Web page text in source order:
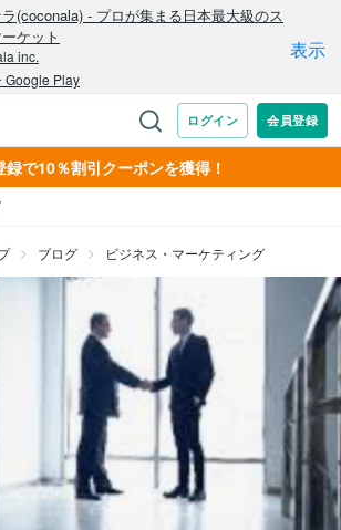
録で10％割引クーポンを獲得！
ブログ ビジネス・マーケティング